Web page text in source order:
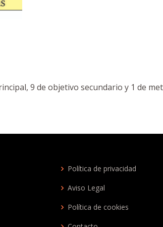
9 de objetivo secundario y 1 de
Política de privacidad
Aviso Legal
Política de cookies